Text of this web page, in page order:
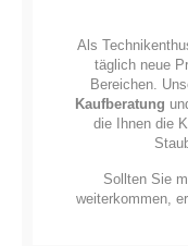
Als
täglich neue
Bereichen.
Kaufberatung
die Ihnen die
Sollten Sie
weiterkommen,